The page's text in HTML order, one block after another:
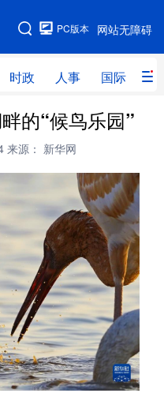
网站无障碍
PC版本
时政 人事 国际 财
时政 人事
网评
教育
量子 体育
健康 军事
图片 政务
金融 汽车
信息化 数字经济
银龄 溯源中国
的“候鸟乐园”
来源： 新华网